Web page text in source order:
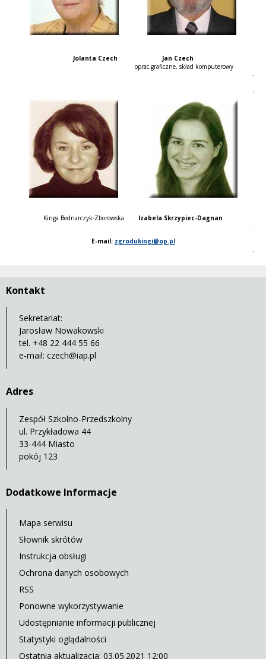
Jolanta Czech Jan Czech
oprac.graficzne, skład komputerowy
.
Kinga Bednarczyk-Zborowska Izabela Skrzypiec-Dagnan
E-mail: zgrodukingi@op.pl
.
Kontakt
Sekretariat:
Jarosław Nowakowski
tel. +48 22 444 55 66
e-mail: czech@iap.pl
Adres
Zespół Szkolno-Przedszkolny
ul. Przykładowa 44
33-444 Miasto
pokój 123
Dodatkowe Informacje
Mapa serwisu
Słownik skrótów
Instrukcja obsługi
Ochrona danych osobowych
RSS
Ponowne wykorzystywanie
Udostępnianie informacji publicznej
Statystyki oglądalności
Ostatnia aktualizacja: 03.05.2021 12:00